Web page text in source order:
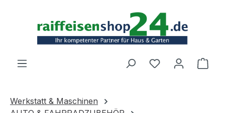
Werkstatt & Maschinen